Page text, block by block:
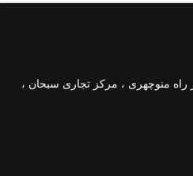
راه منوچهری ، مرکز تجاری سبحان ،